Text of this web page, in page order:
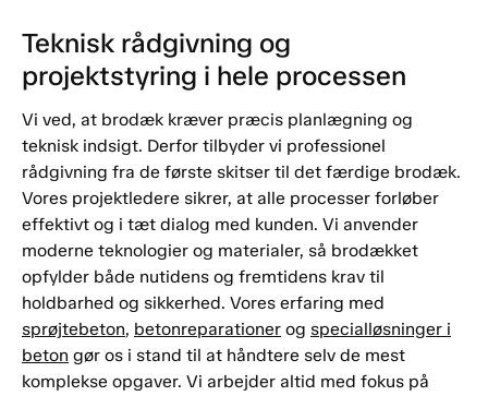
Teknisk rådgivning og
projektstyring i hele processen
Vi ved, at brodæk kræver præcis planlægning og
teknisk indsigt. Derfor tilbyder vi professionel
rådgivning fra de første skitser til det færdige brodæk.
Vores projektledere sikrer, at alle processer forløber
effektivt og i tæt dialog med kunden. Vi anvender
moderne teknologier og materialer, så brodækket
opfylder både nutidens og fremtidens krav til
holdbarhed og sikkerhed. Vores erfaring med
sprøjtebeton, betonreparationer og specialløsninger i
beton gør os i stand til at håndtere selv de mest
komplekse opgaver. Vi arbejder altid med fokus på